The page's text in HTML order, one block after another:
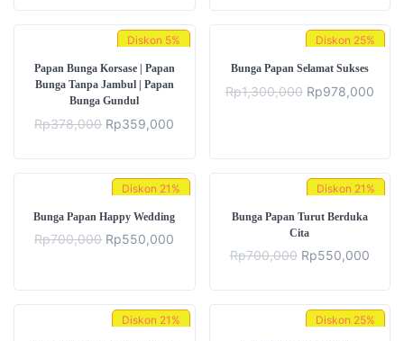
Diskon 5%
Papan Bunga Korsase | Papan
Bunga Tanpa Jambul | Papan
Bunga Gundul
Rp378,000 Rp359,000
Diskon 25%
Bunga Papan Selamat Sukses
Rp1,300,000 Rp978,000
Diskon 21%
Bunga Papan Happy Wedding
Rp700,000 Rp550,000
Diskon 21%
Bunga Papan Turut Berduka
Cita
Rp700,000 Rp550,000
Diskon 21% Diskon 25%